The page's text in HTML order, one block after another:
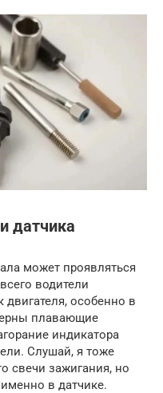
датчика
может проявляться
водители
особенно в
плавающие
индикатора
Слушай, я тоже
свечи зажигания, но
в датчике.